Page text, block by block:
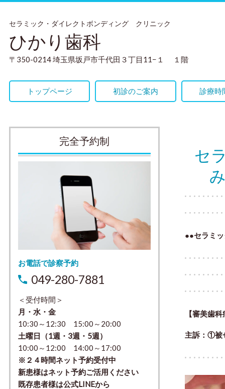
セラミック・ダイレクトボンディング クリニック
ひかり歯科
〒350-0214 埼玉県坂戸市千代田３丁目11−１ １階
トップページ 初診のご案内 診療時
セ
●●セラミ
【審美歯
主訴：①
完全予約制
お電話で診察予約
049-280-7881
＜受付時間＞
月・水・金
10:30～12:30 15:00～20:00
土曜日（1週・3週・5週）
10:00～12:00 14:00～17:00
※２４時間ネット予約受付中
新患様はネット予約ご活用ください
既存患者様は公式LINEから